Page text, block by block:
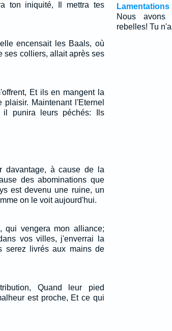
ton iniquité, Il mettra tes
encensait les Baals, où
ses colliers, allait après ses
Et ils en mangent la
Maintenant l'Eternel
punira leurs péchés: Ils
davantage, à cause de la
des abominations que
est devenu une ruine, un
on le voit aujourd'hui.
qui vengera mon alliance;
vos villes, j'enverrai la
serez livrés aux mains de
Quand leur pied
est proche, Et ce qui
Lamentations
Nous avons
rebelles! Tu